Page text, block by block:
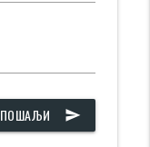
ПОШАЉИ send